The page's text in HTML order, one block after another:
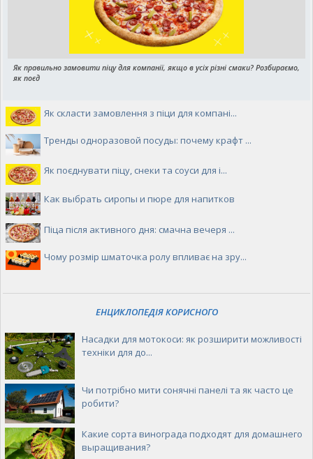
Як правильно замовити піцу для компанії, якщо в усіх різні смаки? Розбираємо,
як поєд
Як скласти замовлення з піци для компані...
Тренды одноразовой посуды: почему крафт ...
Як поєднувати піцу, снеки та соуси для і...
Как выбрать сиропы и пюре для напитков
Піца після активного дня: смачна вечеря ...
Чому розмір шматочка ролу впливає на зру...
ЕНЦИКЛОПЕДІЯ КОРИСНОГО
Насадки для мотокоси: як розширити можливості
техніки для до...
Чи потрібно мити сонячні панелі та як часто це
робити?
Какие сорта винограда подходят для домашнего
выращивания?